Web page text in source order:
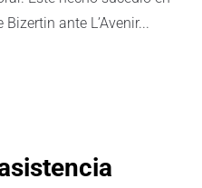
ante L’Avenir...